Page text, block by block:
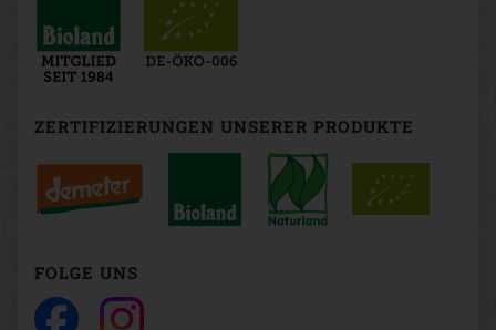
ZERTIFIZIERUNGEN UNSERER PRODUKTE
FOLGE UNS